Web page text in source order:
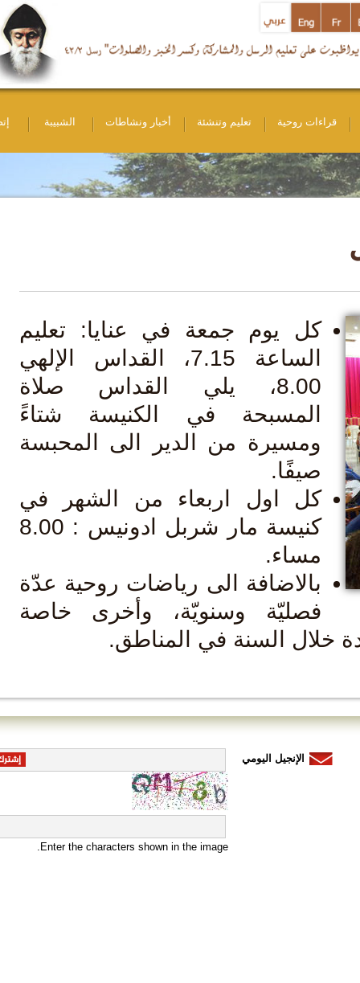
روحية تعليم وتنشئة أخبار ونشاطات الشبيبة إتصل بنا
يوم جمعة في عنايا: تعليم
الساعة 7.15، القداس الإلهي
8.00، يلي القداس صلاة
في الكنيسة شتاءً
من الدير الى المحبسة
اول اربعاء من الشهر في
كنيسة مار شربل ادونيس : 8.00
الى رياضات روحية عدّة
وسنويّة، وأخرى خاصة
السنة في المناطق.
الإنجيل اليومي
Enter the characters shown in the image.